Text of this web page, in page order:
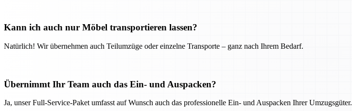
Kann ich auch nur Möbel transportieren lassen?
Natürlich! Wir übernehmen auch Teilumzüge oder einzelne Transporte – ganz nach Ihrem Bedarf.
Übernimmt Ihr Team auch das Ein- und Auspacken?
Ja, unser Full-Service-Paket umfasst auf Wunsch auch das professionelle Ein- und Auspacken Ihrer Umzugsgüter.